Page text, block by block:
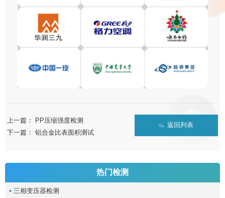
上一篇：
PP压缩强度检测
下一篇：铝合金比表面积测试
返回列表
热门检测
三相变压器检测